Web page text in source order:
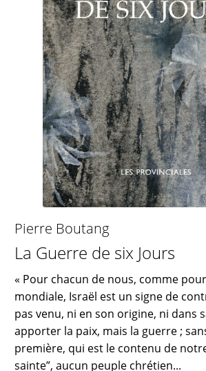
Pierre Boutang
La Guerre de six Jours
« Pour chacun de nous, comme
mondiale, Israël est un signe de
pas venu, ni en son origine, ni dans
apporter la paix, mais la guerre ;
première, qui est le contenu de
sainte”, aucun peuple chrétien...